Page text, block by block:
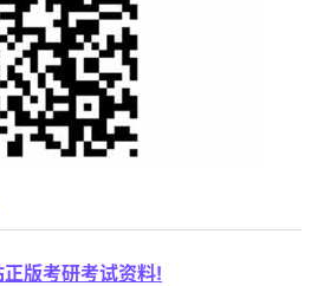
版考研考试资料!